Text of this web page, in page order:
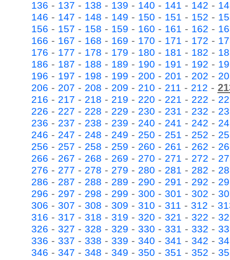
136 - 137 - 138 - 139 - 140 - 141 - 142 -
146 - 147 - 148 - 149 - 150 - 151 - 152 -
156 - 157 - 158 - 159 - 160 - 161 - 162 -
166 - 167 - 168 - 169 - 170 - 171 - 172 -
176 - 177 - 178 - 179 - 180 - 181 - 182 -
186 - 187 - 188 - 189 - 190 - 191 - 192 -
196 - 197 - 198 - 199 - 200 - 201 - 202 -
206 - 207 - 208 - 209 - 210 - 211 - 212 -
216 - 217 - 218 - 219 - 220 - 221 - 222 -
226 - 227 - 228 - 229 - 230 - 231 - 232 -
236 - 237 - 238 - 239 - 240 - 241 - 242 -
246 - 247 - 248 - 249 - 250 - 251 - 252 -
256 - 257 - 258 - 259 - 260 - 261 - 262 -
266 - 267 - 268 - 269 - 270 - 271 - 272 -
276 - 277 - 278 - 279 - 280 - 281 - 282 -
286 - 287 - 288 - 289 - 290 - 291 - 292 -
296 - 297 - 298 - 299 - 300 - 301 - 302 -
306 - 307 - 308 - 309 - 310 - 311 - 312 -
316 - 317 - 318 - 319 - 320 - 321 - 322 -
326 - 327 - 328 - 329 - 330 - 331 - 332 -
336 - 337 - 338 - 339 - 340 - 341 - 342 -
346 - 347 - 348 - 349 - 350 - 351 - 352 -